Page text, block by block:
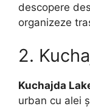
descopere
organizeze
2.
Kuchajda
urban cu alei